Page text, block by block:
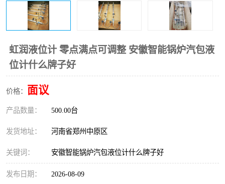
虹润液位计 零点满点可调整 安徽智能锅炉汽包液
位计什么牌子好
价格： 面议
产品数量： 500.00台
发货地址： 河南省郑州中原区
关键词： 安徽智能锅炉汽包液位计什么牌子好
发布日期： 2026-08-09
流量仪表 加油站液位仪